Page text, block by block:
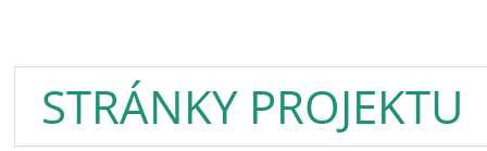
STRÁNKY PROJEKTU